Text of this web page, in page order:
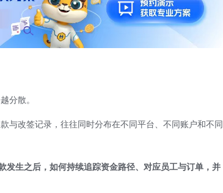
分散。
与改签记录，往往同时分布在不同平台、不同账户和不同
发生之后，如何持续追踪资金路径、对应员工与订单，并